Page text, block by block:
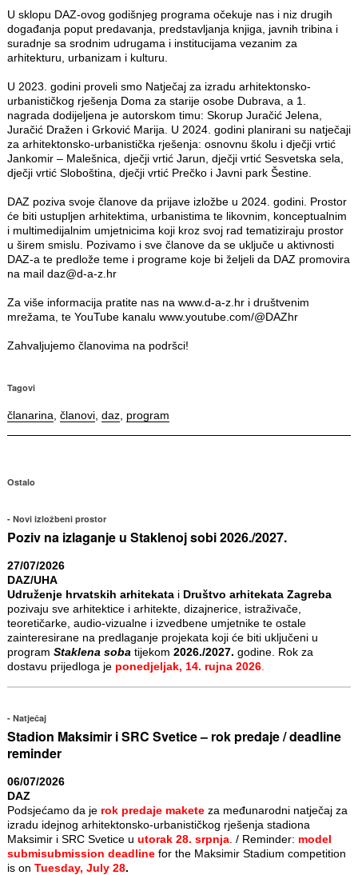
U sklopu DAZ-ovog godišnjeg programa očekuje nas i niz drugih
događanja poput predavanja, predstavljanja knjiga, javnih tribina i
suradnje sa srodnim udrugama i institucijama vezanim za
arhitekturu, urbanizam i kulturu.
U 2023. godini proveli smo Natječaj za izradu arhitektonsko-
urbanističkog rješenja Doma za starije osobe Dubrava, a 1.
nagrada dodijeljena je autorskom timu: Skorup Juračić Jelena,
Juračić Dražen i Grković Marija. U 2024. godini planirani su natječaji
za arhitektonsko-urbanistička rješenja: osnovnu školu i dječji vrtić
Jankomir – Malešnica, dječji vrtić Jarun, dječji vrtić Sesvetska sela,
dječji vrtić Sloboština, dječji vrtić Prečko i Javni park Šestine.
DAZ poziva svoje članove da prijave izložbe u 2024. godini. Prostor
će biti ustupljen arhitektima, urbanistima te likovnim, konceptualnim
i multimedijalnim umjetnicima koji kroz svoj rad tematiziraju prostor
u širem smislu. Pozivamo i sve članove da se uključe u aktivnosti
DAZ-a te predlože teme i programe koje bi željeli da DAZ promovira
na mail daz@d-a-z.hr
Za više informacija pratite nas na www.d-a-z.hr i društvenim
mrežama, te YouTube kanalu www.youtube.com/@DAZhr
Zahvaljujemo članovima na podršci!
Tagovi
članarina članovi, daz, program
Ostalo
Novi izložbeni prostor
Poziv na izlaganje u Staklenoj sobi 2026./2027.
27/07/2026
DAZ/UHA
Udruženje hrvatskih arhitekatai Društvo arhitekata Zagreba
pozivaju sve arhitektice i arhitekte, dizajnerice, istraživače,
teoretičarke, audio-vizualne i izvedbene umjetnike te ostale
zainteresirane na predlaganje projekata koji će biti uključeni u
program Staklena soba tijekom 2026./2027. godine. Rok za
dostavu prijedloga je ponedjeljak, 14. rujna 2026.
Natječaj
Stadion Maksimir i SRC Svetice – rok predaje / deadline
reminder
06/07/2026
DAZ
Podsjećamo da je rok predaje maketeza međunarodni natječaj za
izradu idejnog arhitektonsko-urbanističkog rješenja stadiona
Maksimir i SRC Svetice u utorak 28. srpnja. / Reminder: model
submisubmission deadlinefor the Maksimir Stadium competition
is on Tuesday, July 28.